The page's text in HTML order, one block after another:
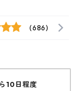
(686)
10日程度